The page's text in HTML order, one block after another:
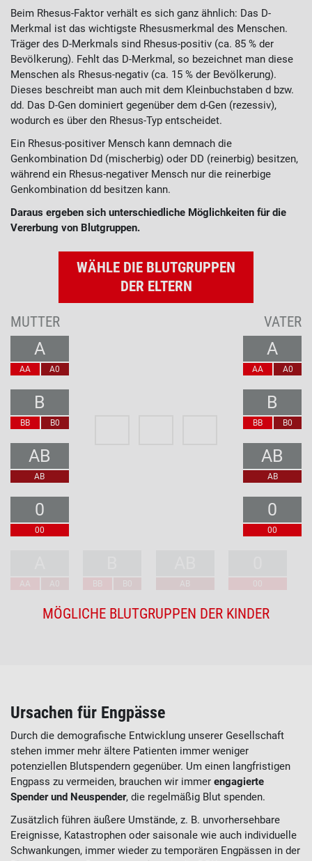
Beim Rhesus-Faktor verhält es sich ganz ähnlich: Das D-
Merkmal ist das wichtigste Rhesusmerkmal des Menschen.
Träger des D-Merkmals sind Rhesus-positiv (ca. 85 % der
Bevölkerung). Fehlt das D-Merkmal, so bezeichnet man diese
Menschen als Rhesus-negativ (ca. 15 % der Bevölkerung).
Dieses beschreibt man auch mit dem Kleinbuchstaben d bzw.
dd. Das D-Gen dominiert gegenüber dem d-Gen (rezessiv),
wodurch es über den Rhesus-Typ entscheidet.
Ein Rhesus-positiver Mensch kann demnach die
Genkombination Dd (mischerbig) oder DD (reinerbig) besitzen,
während ein Rhesus-negativer Mensch nur die reinerbige
Genkombination dd besitzen kann.
Daraus ergeben sich unterschiedliche Möglichkeiten für die
Vererbung von Blutgruppen.
WÄHLE DIE BLUTGRUPPEN
DER ELTERN
MUTTER
A
AA A0
B
BB B0
AB
AB
0
00
VATER
A
AA A0
B
BB B0
AB
AB
0
00
AA BB
MÖGLICHE BLUTGRUPPEN DER KINDER
Ursachen für Engpässe
Durch die demografische Entwicklung unserer Gesellschaft
stehen immer mehr ältere Patienten immer weniger
potenziellen Blutspendern gegenüber. Um einen langfristigen
Engpass zu vermeiden, brauchen wir immer engagierte
Spender und Neuspender, die regelmäßig Blut spenden.
Zusätzlich führen äußere Umstände, z. B. unvorhersehbare
Ereignisse, Katastrophen oder saisonale wie auch individuelle
Schwankungen, immer wieder zu temporären Engpässen in der